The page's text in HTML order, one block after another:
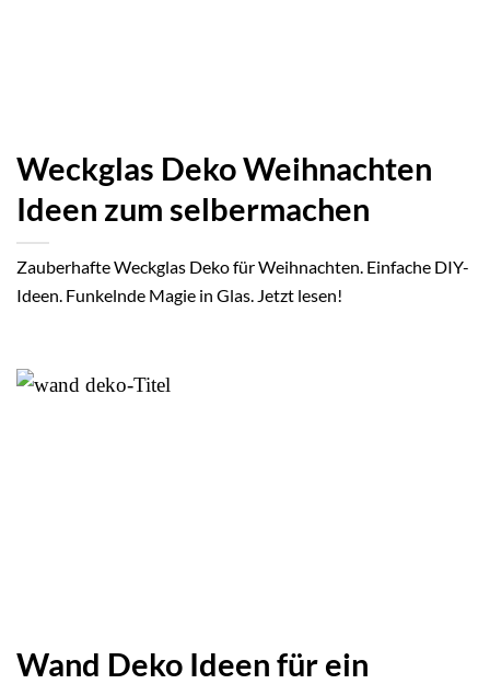
Weckglas Deko Weihnachten
Ideen zum selbermachen
Zauberhafte Weckglas Deko für Weihnachten. Einfache DIY-
Ideen. Funkelnde Magie in Glas. Jetzt lesen!
Wand Deko Ideen für ein